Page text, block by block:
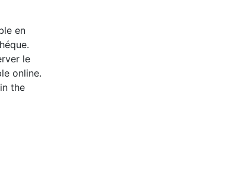
en
le
online.
the